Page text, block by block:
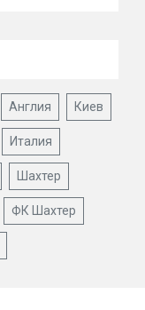
Англия Киев
Италия
Шахтер
ФК Шахтер